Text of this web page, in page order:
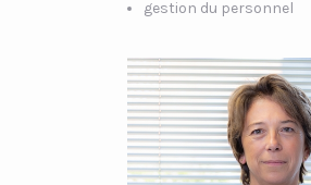
gestion du personnel